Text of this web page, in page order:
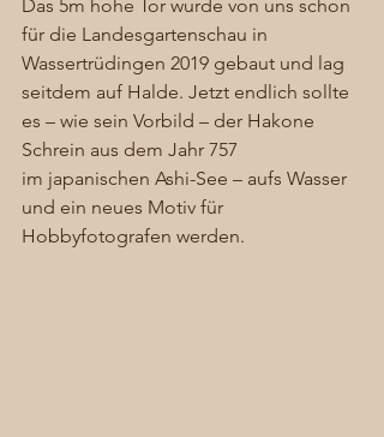
Das 5m hohe Tor wurde von uns schon
für die Landesgartenschau in
Wassertrüdingen 2019 gebaut und lag
seitdem auf Halde. Jetzt endlich sollte
es – wie sein Vorbild – der Hakone
Schrein aus dem Jahr 757
im japanischen Ashi-See – aufs Wasser
und ein neues Motiv für
Hobbyfotografen werden.